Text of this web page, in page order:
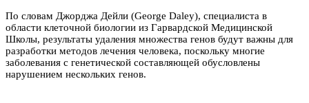
По словам Джорджа Дейли (George Daley), специалиста в
области клеточной биологии из Гарвардской Медицинской
Школы, результаты удаления множества генов будут важны для
разработки методов лечения человека, поскольку многие
заболевания с генетической составляющей обусловлены
нарушением нескольких генов.